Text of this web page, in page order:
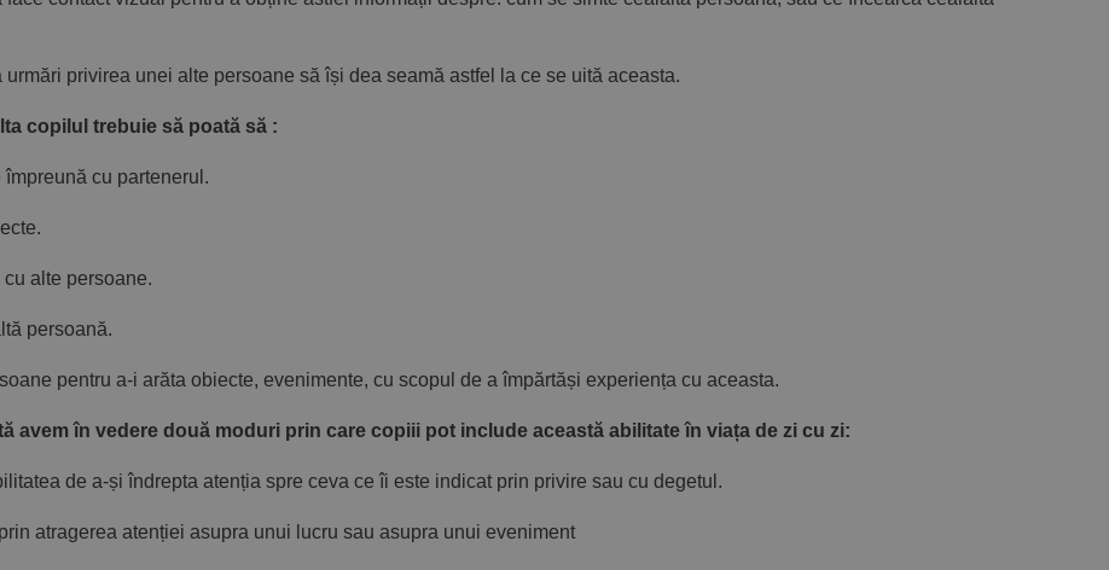
privirea unei alte persoane să își dea seamă astfel la ce se uită aceasta.
copilul trebuie să poată să :
cu partenerul.
alte persoane.
persoană.
pentru a-i arăta obiecte, evenimente, cu scopul de a împărtăși experiența cu aceasta.
avem în vedere două moduri prin care copiii pot include această abilitate în viața de zi cu zi:
de a-și îndrepta atenția spre ceva ce îi este indicat prin privire sau cu degetul.
atenției asupra unui lucru sau asupra unui eveniment